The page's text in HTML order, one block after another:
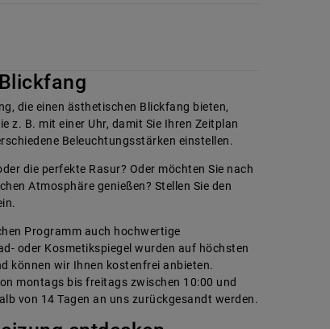
die einen ästhetischen Blickfang bieten,
z. B. mit einer Uhr, damit Sie Ihren Zeitplan
Beleuchtungsstärken einstellen.
die perfekte Rasur? Oder möchten Sie nach
Atmosphäre genießen? Stellen Sie den
Programm auch hochwertige
oder Kosmetikspiegel wurden auf höchsten
können wir Ihnen kostenfrei anbieten.
montags bis freitags zwischen 10:00 und
von 14 Tagen an uns zurückgesandt werden.